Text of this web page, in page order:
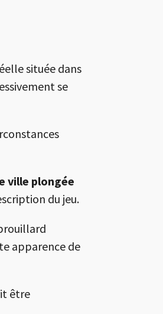
située dans
se
ville plongée
du jeu.
apparence de
être